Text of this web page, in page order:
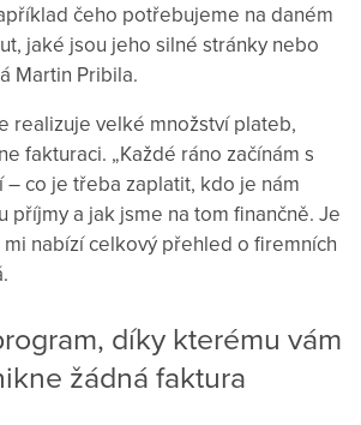
čeho potřebujeme na daném
jaké jsou jeho silné stránky nebo
Martin Pribila.
realizuje velké množství plateb,
fakturaci. „Každé ráno začínám s
co je třeba zaplatit, kdo je nám
příjmy a jak jsme na tom finančně. Je
nabízí celkový přehled o firemních
díky kterému vám
žádná faktura